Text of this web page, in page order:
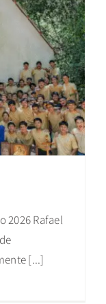
2026 Rafael
[...]